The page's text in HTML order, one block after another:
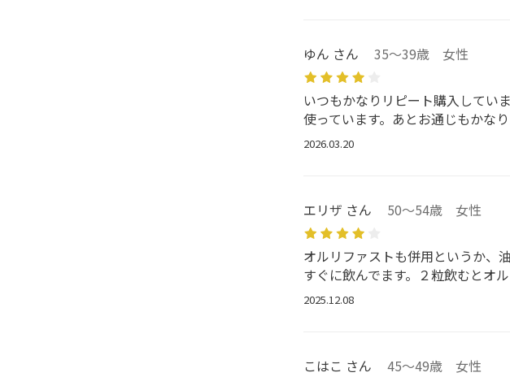
ゆん さん 35～39歳 女性
いつもかなりリピート購入してい
使っています。あとお通じもかな
2026.03.20
エリザ さん 50～54歳 女性
オルリファストも併用というか、
すぐに飲んでます。２粒飲むとオ
2025.12.08
こはこ さん 45～49歳 女性